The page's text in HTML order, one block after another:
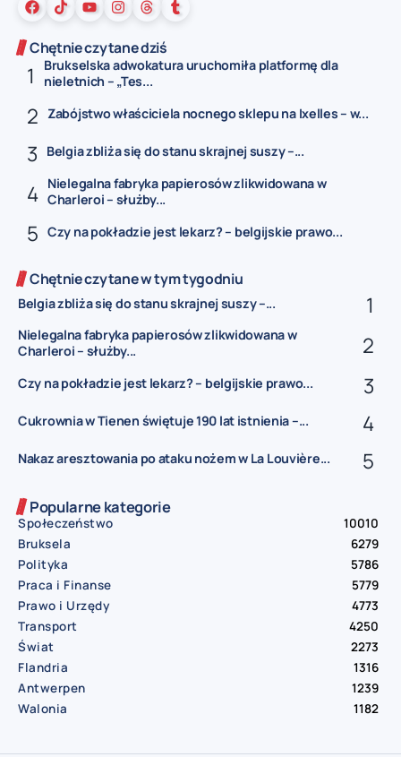
Chętnie czytane dziś
Brukselska adwokatura uruchomiła platformę dla
nieletnich – „Tes...
Zabójstwo właściciela nocnego sklepu na Ixelles – w...
Belgia zbliża się do stanu skrajnej suszy –...
Nielegalna fabryka papierosów zlikwidowana w
Charleroi – służby...
Czy na pokładzie jest lekarz? – belgijskie prawo...
Chętnie czytane w tym tygodniu
Belgia zbliża się do stanu skrajnej suszy –...
Nielegalna fabryka papierosów zlikwidowana w
Charleroi – służby...
Czy na pokładzie jest lekarz? – belgijskie prawo...
Cukrownia w Tienen świętuje 190 lat istnienia –...
Nakaz aresztowania po ataku nożem w La Louvière...
Popularne kategorie
Społeczeństwo
10010
Bruksela
6279
Polityka
5786
Praca i Finanse
5779
Prawo i Urzędy
4773
Transport
4250
Świat
2273
Flandria
1316
Antwerpen
1239
Walonia
1182